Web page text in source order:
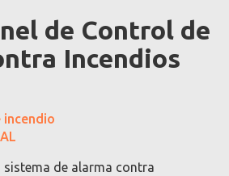
de Control de
Incendios
incendio
sistema de alarma contra